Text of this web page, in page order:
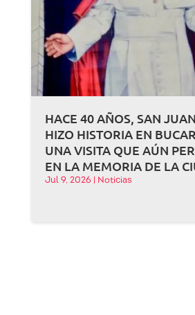
HACE 40 AÑOS, SAN
HIZO HISTORIA EN
UNA VISITA QUE AÚN
EN LA MEMORIA DE LA
Jul 9, 2026 Noticias